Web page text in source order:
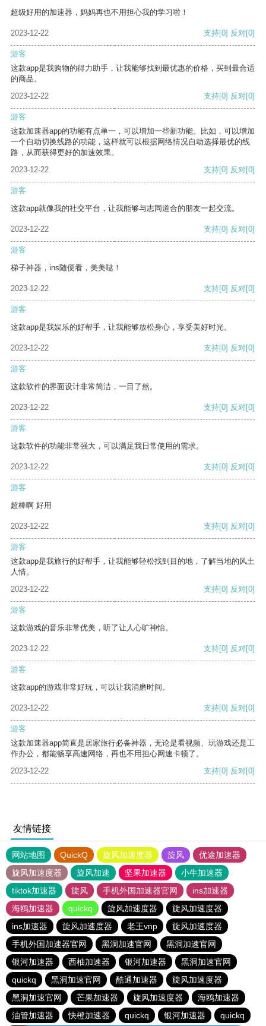
超级好用的加速器，妈妈再也不用担心我的学习啦！
2023-12-22 支持[0] 反对[0]
游客
这款app是我购物的得力助手，让我能够找到最优惠的价格，买到最合适
的商品。
2023-12-22
支持[0] 反对[0]
游客
这款加速器app的功能有点单一，可以增加一些新功能。比如，可以增加
一个自动切换线路的功能，这样就可以根据网络情况自动选择最优的线
路，从而获得更好的加速效果。
2023-12-22
支持[0] 反对[0]
游客
这款app就像我的社交平台，让我能够与志同道合的朋友一起交流。
2023-12-22 支持[0] 反对[0]
游客
梯子神器，ins随便看，美美哒！
2023-12-22 支持[0] 反对[0]
游客
这款app是我娱乐的好帮手，让我能够放松身心，享受美好时光。
2023-12-22 支持[0] 反对[0]
游客
这款软件的界面设计非常简洁，一目了然。
2023-12-22 支持[0] 反对[0]
游客
这款软件的功能非常强大，可以满足我日常使用的需求。
2023-12-22 支持[0] 反对[0]
游客
超棒啊 好用
2023-12-22 支持[0] 反对[0]
游客
这款app是我旅行的好帮手，让我能够轻松找到目的地，了解当地的风土
人情。
2023-12-22
支持[0] 反对[0]
游客
这款游戏的音乐非常优美，听了让人心旷神怡。
2023-12-22 支持[0] 反对[0]
游客
这款app的游戏非常好玩，可以让我消磨时间。
2023-12-22 支持[0] 反对[0]
游客
这款加速器app简直是居家旅行必备神器，无论是看视频、玩游戏还是工
作办公，都能畅享高速网络，再也不用担心网速卡顿了。
2023-12-22
支持[0] 反对[0]
友情链接
网站地图 QuickQ 旋风加速度器 旋风
优途加速器
旋风加速度器
旋风加速 坚果加速器
小牛加速器
tiktok加速器
旋风 手机外国加速器官网
ins加速器
海鸥加速器
quickq 旋风加速度器
旋风加速度器
ins加速器
旋风加速度器 老王vnp
旋风加速度器
手机外国加速器官网
黑洞加速官网
黑洞加速官网
银河加速器
西柚加速器 银河加速器
黑洞加速官网
quickq
黑洞加速官网 酷通加速器
旋风加速度器
黑洞加速官网
芒果加速器 旋风加速度器
海鸥加速器
油管加速器
快橙加速器 quickq 银河加速器 quickq